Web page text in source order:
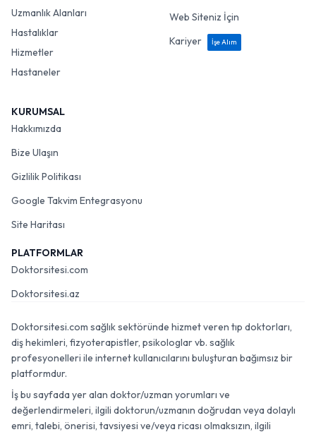
Uzmanlık Alanları
Hastalıklar
Hizmetler
Hastaneler
Web Siteniz İçin
Kariyer
İşe Alım
KURUMSAL
Hakkımızda
Bize Ulaşın
Gizlilik Politikası
Google Takvim Entegrasyonu
Site Haritası
PLATFORMLAR
Doktorsitesi.com
Doktorsitesi.az
Doktorsitesi.com sağlık sektöründe hizmet veren tıp doktorları,
diş hekimleri, fizyoterapistler, psikologlar vb. sağlık
profesyonelleri ile internet kullanıcılarını buluşturan bağımsız bir
platformdur.
İş bu sayfada yer alan doktor/uzman yorumları ve
değerlendirmeleri, ilgili doktorun/uzmanın doğrudan veya dolaylı
emri, talebi, önerisi, tavsiyesi ve/veya ricası olmaksızın, ilgili